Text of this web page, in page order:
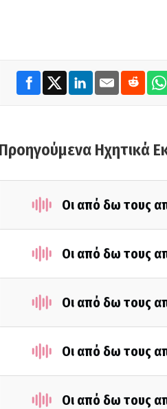
Προηγούμενα Ηχητικά
Οι από δω τους
Οι από δω τους
Οι από δω τους
Οι από δω τους
Οι από δω τους